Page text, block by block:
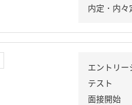
内定・内々
エントリー
テスト
面接開始